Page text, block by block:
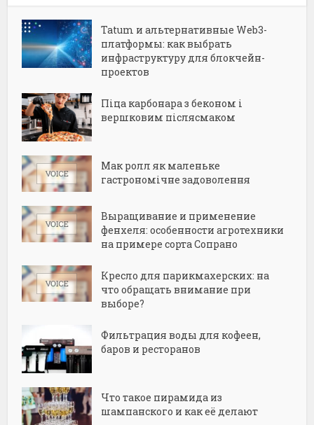
Tatum и альтернативные Web3-
платформы: как выбрать
инфраструктуру для блокчейн-
проектов
Піца карбонара з беконом і
вершковим післясмаком
Мак ролл як маленьке
гастрономічне задоволення
Выращивание и применение
фенхеля: особенности агротехники
на примере сорта Сопрано
Кресло для парикмахерских: на
что обращать внимание при
выборе?
Фильтрация воды для кофеен,
баров и ресторанов
Что такое пирамида из
шампанского и как её делают